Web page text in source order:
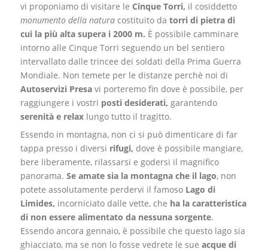
vi proponiamo di visitare le Cinque Torri, il cosiddetto
monumento della natura costituito datorri di pietra di
cui la più alta supera i2000 m. È possibile camminare
intorno alle Cinque Torri seguendo un bel sentiero
intervallato dalle trincee dei soldati della Prima Guerra
Mondiale. Non temete per le distanze perchè noi di
Autoservizi Presavi porteremo fin dove è possibile, per
raggiungere i vostri posti desiderati,garantendo
serenità e relax lungo tutto il tragitto.
Essendo in montagna, non ci si può dimenticare di far
tappa presso i diversi rifugi, dove è possibile mangiare,
bere liberamente, rilassarsi e godersi il magnifico
panorama.Se amate sia la montagna che il lago, non
potete assolutamente perdervi il famoso Lago di
Limides, incorniciato dalle vette, che ha la caratteristica
di non essere alimentato da nessuna sorgente.
Essendo ancora gennaio, è possibile che questo lago sia
ghiacciato, ma se non lo fosse vedrete le sueacquedi